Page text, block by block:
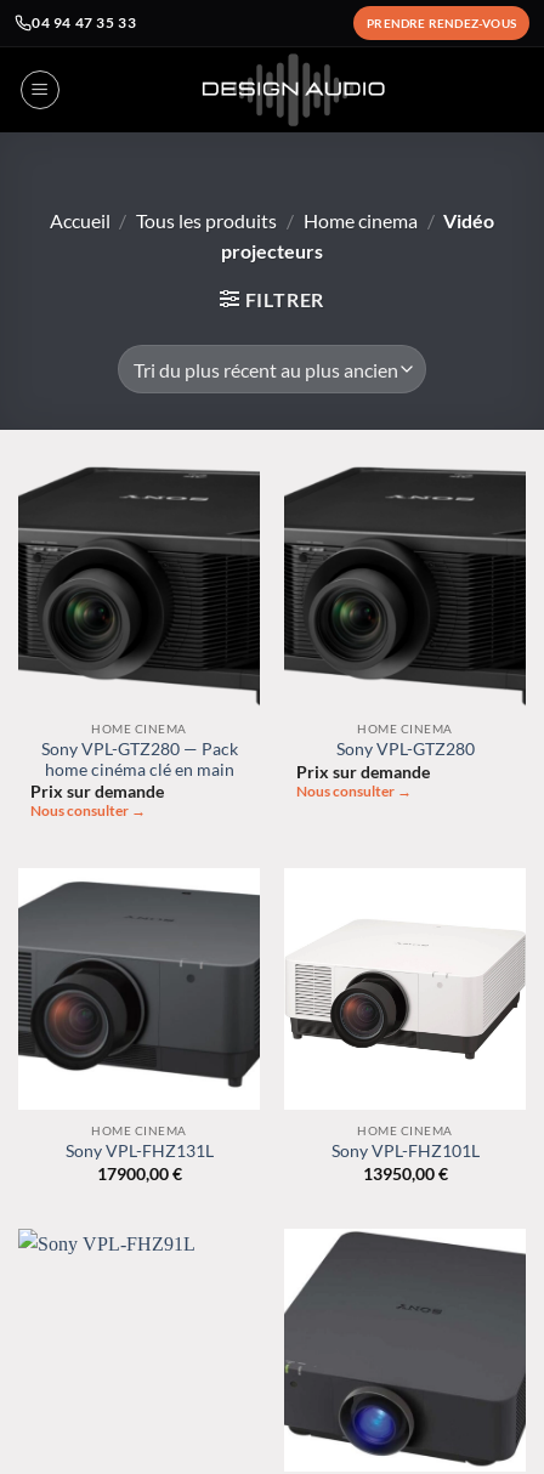
04 94 47 35 33 PRENDRE RENDEZ-VOUS
Accueil / Tous les produits / Home cinema / Vidéo
projecteurs
FILTRER
HOME CINEMA
Sony VPL-GTZ280 — Pack
home cinéma clé en main
Prix sur demande
Nous consulter →
HOME CINEMA
Sony VPL-GTZ280
Prix sur demande
Nous consulter →
HOME CINEMA
Sony VPL-FHZ131L
17900,00€
HOME CINEMA
Sony VPL-FHZ101L
13950,00€